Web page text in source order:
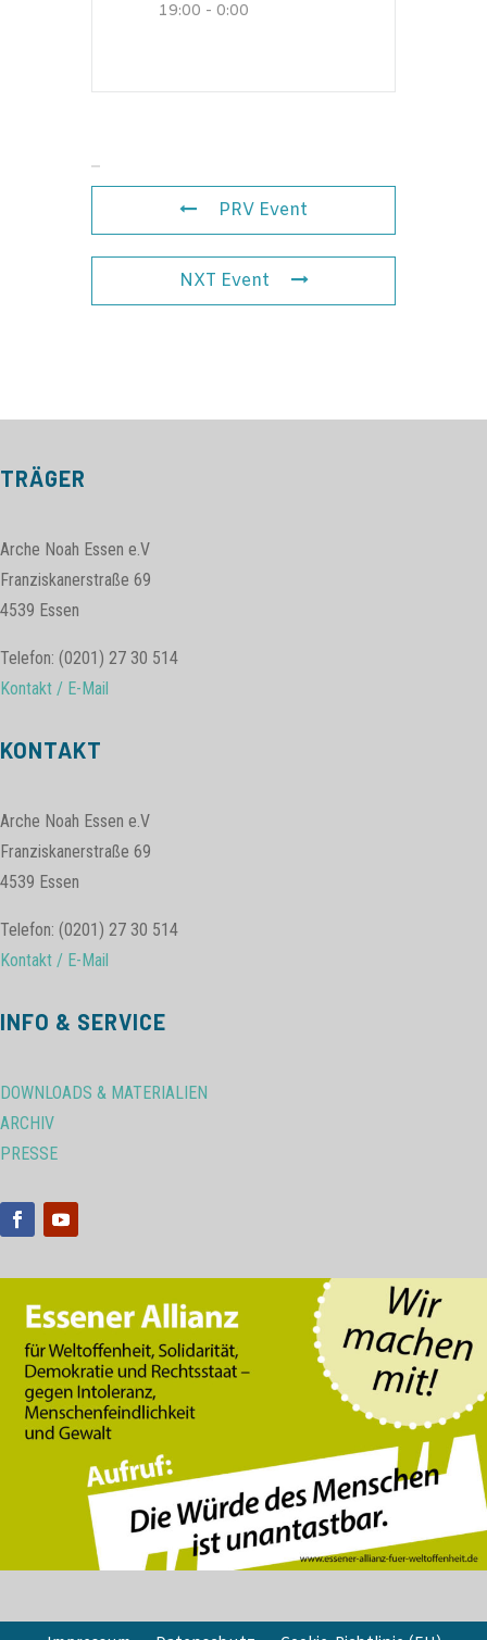
19:00 - 0:00
PRV Event
NXT Event
TRÄGER
Arche Noah Essen e.V
Franziskanerstraße 69
4539 Essen
Telefon: (0201) 27 30 514
Kontakt / E-Mail
KONTAKT
Arche Noah Essen e.V
Franziskanerstraße 69
4539 Essen
Telefon: (0201) 27 30 514
Kontakt / E-Mail
INFO & SERVICE
DOWNLOADS & MATERIALIEN
ARCHIV
PRESSE